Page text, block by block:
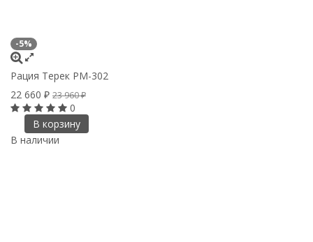
-5%
Рация Терек РМ-302
22 660 ₽ 23 960₽
0
В корзину
В наличии